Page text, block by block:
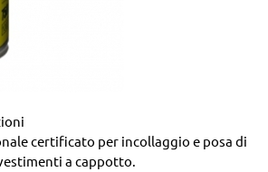
certificato per incollaggio e posa di
a cappotto.